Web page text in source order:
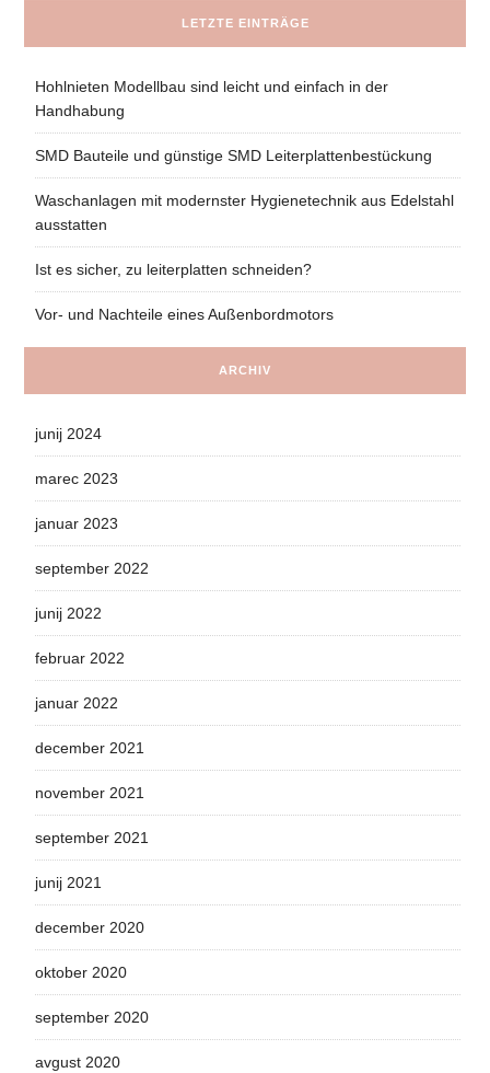
LETZTE EINTRÄGE
Hohlnieten Modellbau sind leicht und einfach in der
Handhabung
SMD Bauteile und günstige SMD Leiterplattenbestückung
Waschanlagen mit modernster Hygienetechnik aus Edelstahl
ausstatten
Ist es sicher, zu leiterplatten schneiden?
Vor- und Nachteile eines Außenbordmotors
ARCHIV
junij 2024
marec 2023
januar 2023
september 2022
junij 2022
februar 2022
januar 2022
december 2021
november 2021
september 2021
junij 2021
december 2020
oktober 2020
september 2020
avgust 2020